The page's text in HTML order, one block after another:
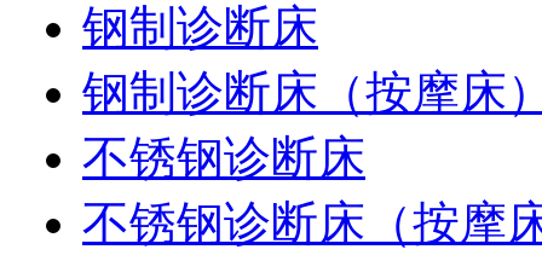
钢制诊断床
钢制诊断床（按摩床
不锈钢诊断床
不锈钢诊断床（按摩